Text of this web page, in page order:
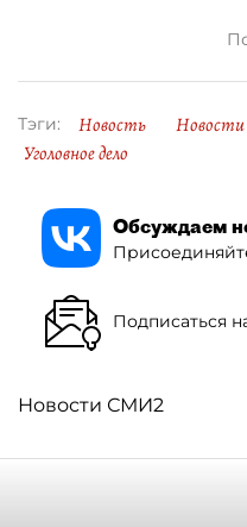
Тэги: Новость
Уголовное дело
Обсуждаем
Подписаться
Новости СМИ2